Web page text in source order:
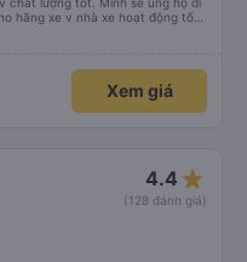
hãng xe v nhà xe hoạt động tốt
cho hãng xe Anh Huy và
Xem giá
4.4 star_rate
(128 đánh giá)